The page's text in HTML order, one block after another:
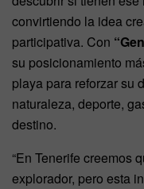
convirtiendo la idea
participativa. Con
su posicionamiento
playa para reforzar su
naturaleza, deporte,
destino.
“En Tenerife creemos
explorador, pero esta